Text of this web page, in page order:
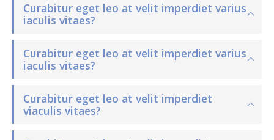
Curabitur eget leo at velit imperdiet varius
iaculis vitaes?
Curabitur eget leo at velit imperdiet varius
iaculis vitaes?
Curabitur eget leo at velit imperdiet
viaculis vitaes?